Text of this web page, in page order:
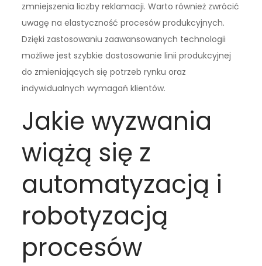
zmniejszenia liczby reklamacji. Warto również zwrócić
uwagę na elastyczność procesów produkcyjnych.
Dzięki zastosowaniu zaawansowanych technologii
możliwe jest szybkie dostosowanie linii produkcyjnej
do zmieniających się potrzeb rynku oraz
indywidualnych wymagań klientów.
Jakie wyzwania
wiążą się z
automatyzacją i
robotyzacją
procesów